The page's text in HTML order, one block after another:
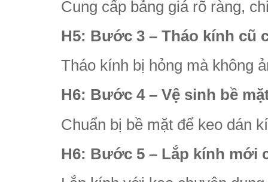
Cung cấp bảng giá rõ ràng,
H5: Bước 3 – Tháo kính cũ
Tháo kính bị hỏng mà không
H6: Bước 4 – Vệ sinh bề
Chuẩn bị bề mặt để keo dán
H6: Bước 5 – Lắp kính mới